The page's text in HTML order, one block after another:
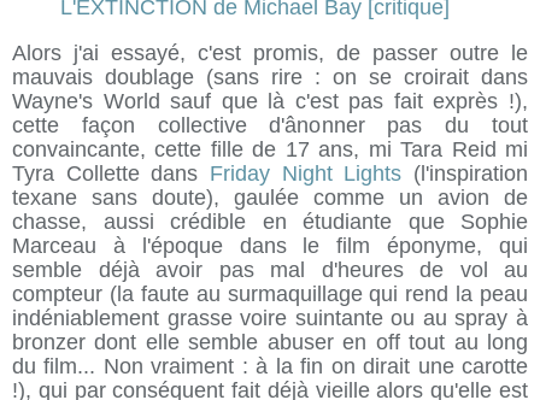
Alors j'ai essayé, c'est promis, de passer outre le
mauvais doublage (sans rire : on se croirait dans
Wayne's World sauf que là c'est pas fait exprès !),
cette façon collective d'ânonner pas du tout
convaincante, cette fille de 17 ans, mi Tara Reid mi
Tyra Collette dans Friday Night Lights (l'inspiration
texane sans doute), gaulée comme un avion de
chasse, aussi crédible en étudiante que Sophie
Marceau à l'époque dans le film éponyme, qui
semble déjà avoir pas mal d'heures de vol au
compteur (la faute au surmaquillage qui rend la peau
indéniablement grasse voire suintante ou au spray à
bronzer dont elle semble abuser en off tout au long
du film... Non vraiment : à la fin on dirait une carotte
!), qui par conséquent fait déjà vieille alors qu'elle est